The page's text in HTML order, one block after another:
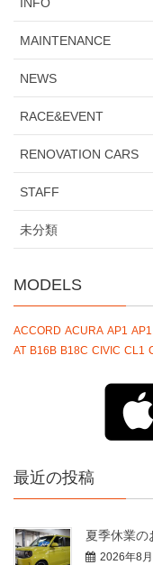
MAINTENANCE
NEWS
RACE&EVENT
RENOVATION CARS
STAFF
未分類
MODELS
ACCORD ACURA AP1
AT B16B B18C CIVIC CL1
最近の投稿
夏季休業の
2026年8月